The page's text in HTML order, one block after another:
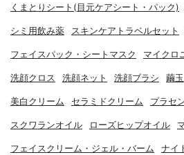
くまとりシート(目元ケアシート・パック)
シミ用飲み薬 スキンケアトラベルセット
フェイスパック・シートマスク マイクロ
洗顔クロス 洗顔ネット 洗顔ブラシ 繭玉
美白クリーム セラミドクリーム プラセ
スクワランオイル ローズヒップオイル
フェイスクリーム・ジェル・バーム ナイ